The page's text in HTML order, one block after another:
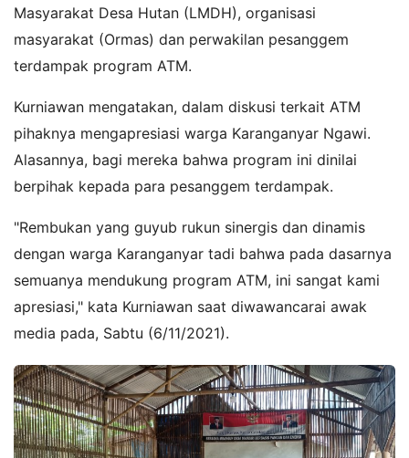
Masyarakat Desa Hutan (LMDH), organisasi
masyarakat (Ormas) dan perwakilan pesanggem
terdampak program ATM.
Kurniawan mengatakan, dalam diskusi terkait ATM
pihaknya mengapresiasi warga Karanganyar Ngawi.
Alasannya, bagi mereka bahwa program ini dinilai
berpihak kepada para pesanggem terdampak.
"Rembukan yang guyub rukun sinergis dan dinamis
dengan warga Karanganyar tadi bahwa pada dasarnya
semuanya mendukung program ATM, ini sangat kami
apresiasi," kata Kurniawan saat diwawancarai awak
media pada, Sabtu (6/11/2021).